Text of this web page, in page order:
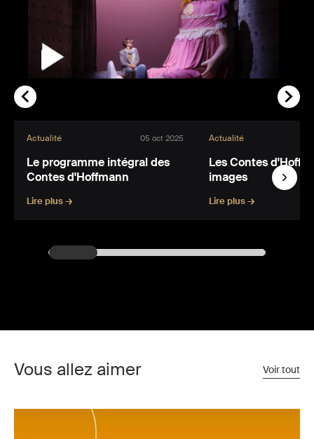
Actualité 05 oct 2025
Le programme intégral des
Contes d'Hoffmann
Lire plus →
Actualité
Les Contes
images
Lire plus →
Vous allez aimer Voir tout